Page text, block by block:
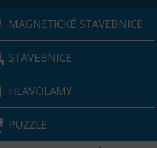
MAGNETICKÉ STAVEBNICE
STAVEBNICE
HLAVOLAMY
PUZZLE